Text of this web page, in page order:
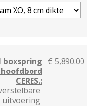
boxspring
CERES.:
uitvoering
€ 5,890.00